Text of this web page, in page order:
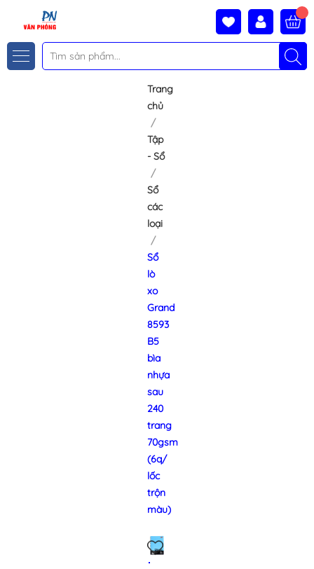
Trang
chủ
Tập
- Sổ
Sổ
các
loại
Sổ
lò
xo
Grand
8593
B5
bìa
nhựa
sau
240
trang
70gsm
(6q/
lốc
trộn
màu)